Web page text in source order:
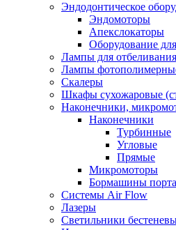
Эндодонтическое
Эндомоторы
Апекслокаторы
Оборудование
Лампы для
Лампы
Скалеры
Шкафы сухожаровые
Наконечники,
Наконечники
Турбинные
Угловые
Прямые
Микромоторы
Бормашины
Системы Air Flow
Лазеры
Светильники